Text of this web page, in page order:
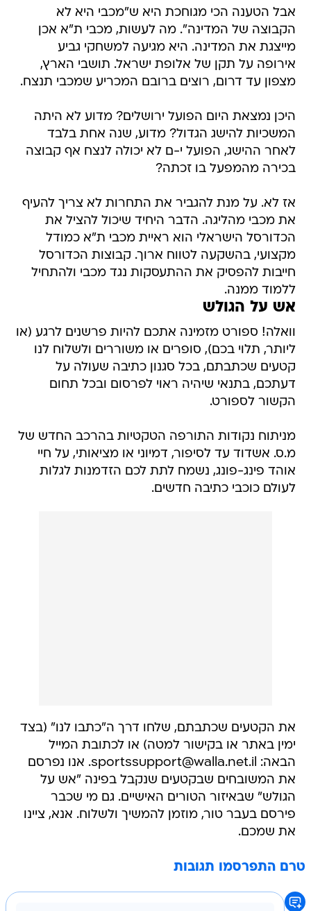
אבל הטענה הכי מגוחכת היא ש"מכבי היא לא
הקבוצה של המדינה". מה לעשות, מכבי ת"א אכן
מייצגת את המדינה. היא מגיעה למשחקי גביע
אירופה על תקן של אלופת ישראל. תושבי הארץ,
מצפון עד דרום, רוצים ברובם המכריע שמכבי תנצח.
היכן נמצאת היום הפועל ירושלים? מדוע לא היתה
המשכיות להישג הגדול? מדוע, שנה אחת בלבד
לאחר ההישג, הפועל י-ם לא יכולה לנצח אף קבוצה
בכירה מהמפעל בו זכתה?
אז לא. על מנת להגביר את התחרות לא צריך להעיף
את מכבי מהליגה. הדבר היחיד שיכול להציל את
הכדורסל הישראלי הוא ראיית מכבי ת"א כמודל
מקצועי, בהשקעה לטווח ארוך. קבוצות הכדורסל
חייבות להפסיק את ההתעסקות נגד מכבי ולהתחיל
ללמוד ממנה.
אש על הגולש
וואלה! ספורט מזמינה אתכם להיות פרשנים לרגע (או
ליותר, תלוי בכם), סופרים או משוררים ולשלוח לנו
קטעים שכתבתם, בכל סגנון כתיבה שעולה על
דעתכם, בתנאי שיהיה ראוי לפרסום ובכל תחום
הקשור לספורט.
מניתוח נקודות התורפה הטקטיות בהרכב החדש של
מ.ס. אשדוד עד לסיפור, דמיוני או מציאותי, על חיי
אוהד פינג-פונג, נשמח לתת לכם הזדמנות לגלות
לעולם כוכבי כתיבה חדשים.
את הקטעים שכתבתם, שלחו דרך ה"כתבו לנו" (בצד
ימין באתר או בקישור למטה) או לכתובת המייל
הבאה: sportssupport@walla.net.il. אנו נפרסם
את המשובחים שבקטעים שנקבל בפינה "אש על
הגולש" שבאיזור הטורים האישיים. גם מי שכבר
פירסם בעבר טור, מוזמן להמשיך ולשלוח. אנא, ציינו
את שמכם.
טרם התפרסמו תגובות